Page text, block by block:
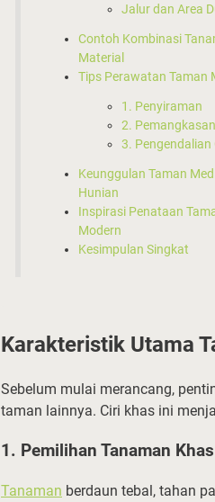
Jalur dan Area
Contoh Kombinasi
Material
Tips Perawatan Taman
1. Penyiraman
2. Pemangkasan
3. Pengendalian
Keunggulan Taman
Hunian
Inspirasi Penataan
Modern
Kesimpulan Singkat
Karakteristik Utama
Sebelum mulai merancang,
taman lainnya. Ciri khas ini
1. Pemilihan Tanaman Khas
Tanaman berdaun tebal, tahan